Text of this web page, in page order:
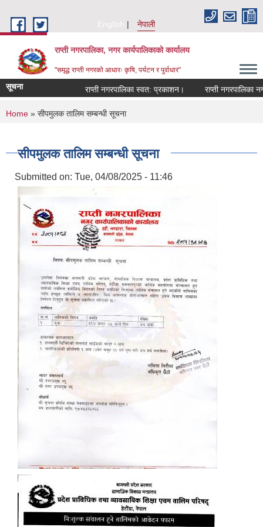
English
नेपाली
राप्ती नगरपालिका, नगर कार्यपालिकाको कार्यालय
"समृद्ध राप्ती नगरको आधारः कृषि, पर्यटन र पुर्वाधार"
सूचना राप्ती नगरपालिका स्वत: प्रकाशन। राप्ती नगरपालिका
You are here
Home » सीपमुलक तालिम सम्बन्धी सूचना
सीपमुलक तालिम सम्बन्धी सूचना
Submitted on: Tue, 04/08/2025 - 11:46